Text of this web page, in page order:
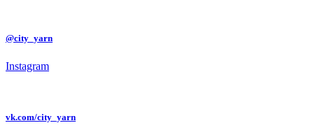
@city_yarn
Instagram
vk.com/city_yarn